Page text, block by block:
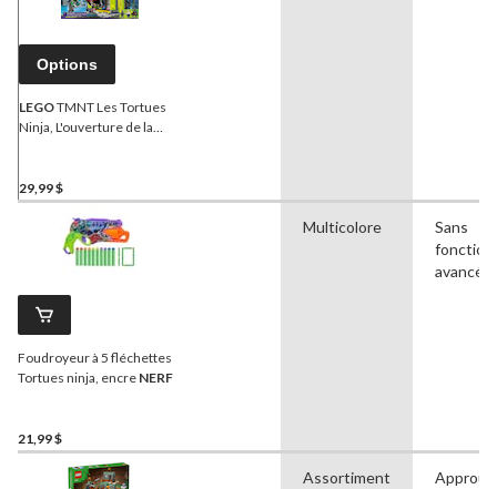
Options
LEGOTMNT Les Tortues
Ninja, L'ouverture de la
29,99 $
Foudroyeur à 5 fléchettes
Tortues ninja, encre NERF
21,99 $
Multicolore
Sans
Assortiment